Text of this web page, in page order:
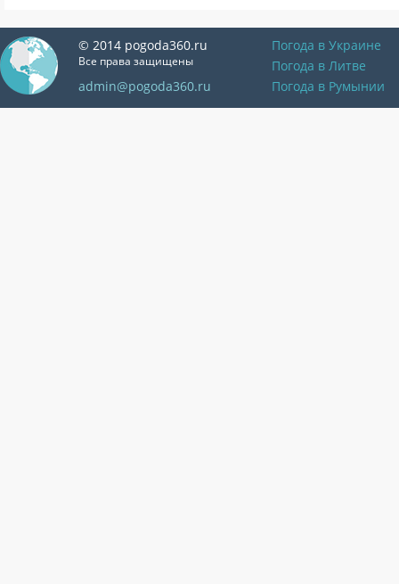
© 2014 pogoda360.ru
Все права защищены
admin@pogoda360.ru
Погода в Украине
Погода в Литве
Погода в Румынии